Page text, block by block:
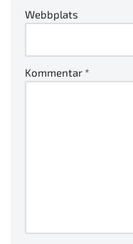
Webbplats
Kommentar *